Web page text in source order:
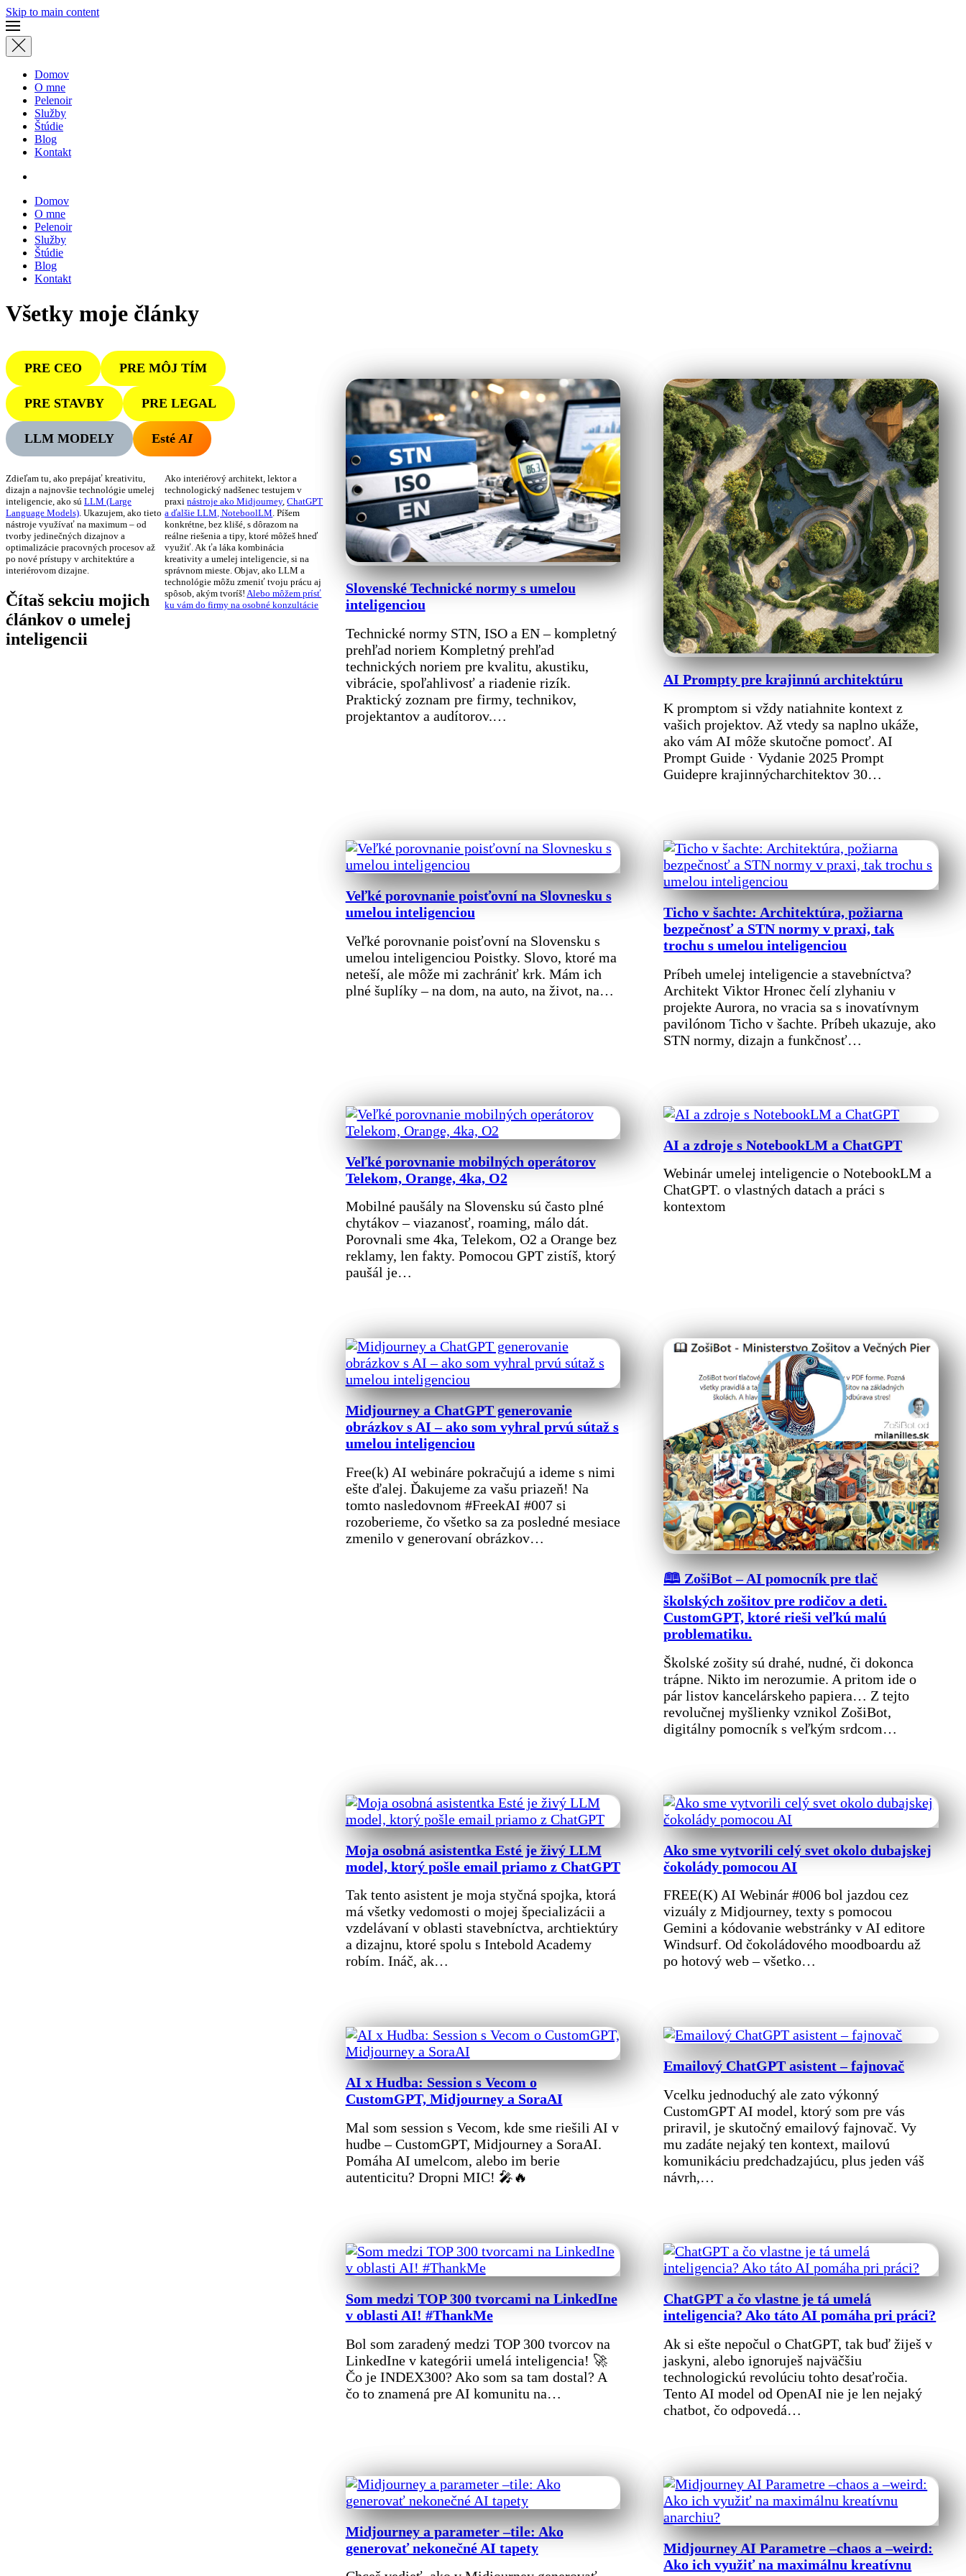
Skip to main content
Domov
O mne
Pelenoir
Služby
Štúdie
Blog
Kontakt
Domov
O mne
Pelenoir
Služby
Štúdie
Blog
Kontakt
Všetky moje články
PRE CEO PRE MÔJ TÍM
PRE STAVBY PRE LEGAL
LLM MODELY Esté AI
Zdieľam tu, ako prepájať kreativitu,
dizajn a najnovšie technológie umelej
inteligencie, ako sú LLM (Large
Language Models). Ukazujem, ako tieto
nástroje využívať na maximum – od
tvorby jedinečných dizajnov a
optimalizácie pracovných procesov až
po nové prístupy v architektúre a
interiérovom dizajne.
Čítaš sekciu mojich
ćlánkov o umelej
inteligencii
Ako interiérový architekt, lektor a
technologický nadšenec testujem v
praxinástroje ako Midjourney,ChatGPT
a ďalšie LLM, NoteboolLM. Píšem
konkrétne, bez klišé, s dôrazom na
reálne riešenia a tipy, ktoré môžeš hneď
využiť. Ak ťa láka kombinácia
kreativity a umelej inteligencie, si na
správnom mieste. Objav, ako LLM a
technológie môžu zmeniť tvoju prácu aj
spôsob, akým tvoríš!Alebo môžem prísť
ku vám do firmy na osobné konzultácie
Slovenské Technické normy s umelou
inteligenciou
Technické normy STN, ISO a EN – kompletný
prehľad noriem Kompletný prehľad
technických noriem pre kvalitu, akustiku,
vibrácie, spoľahlivosť a riadenie rizík.
Praktický zoznam pre firmy, technikov,
projektantov a audítorov.…
AI Prompty pre krajinnú architektúru
K promptom si vždy natiahnite kontext z
vašich projektov. Až vtedy sa naplno ukáže,
ako vám AI môže skutočne pomocť. AI
Prompt Guide · Vydanie 2025 Prompt
Guidepre krajinnýcharchitektov 30…
Veľké porovnanie poisťovní na Slovnesku s
umelou inteligenciou
Veľké porovnanie poisťovní na Slovensku s
umelou inteligenciou Poistky. Slovo, ktoré ma
neteší, ale môže mi zachrániť krk. Mám ich
plné šuplíky – na dom, na auto, na život, na…
Ticho v šachte: Architektúra, požiarna
bezpečnosť a STN normy v praxi, tak
trochu s umelou inteligenciou
Príbeh umelej inteligencie a stavebníctva?
Architekt Viktor Hronec čelí zlyhaniu v
projekte Aurora, no vracia sa s inovatívnym
pavilónom Ticho v šachte. Príbeh ukazuje, ako
STN normy, dizajn a funkčnosť…
Veľké porovnanie mobilných operátorov
Telekom, Orange, 4ka, O2
Mobilné paušály na Slovensku sú často plné
chytákov – viazanosť, roaming, málo dát.
Porovnali sme 4ka, Telekom, O2 a Orange bez
reklamy, len fakty. Pomocou GPT zistíš, ktorý
paušál je…
AI a zdroje s NotebookLM a ChatGPT
Webinár umelej inteligencie o NotebookLM a
ChatGPT. o vlastných datach a práci s
kontextom
Midjourney a ChatGPT generovanie
obrázkov s AI – ako som vyhral prvú sútaž s
umelou inteligenciou
Free(k) AI webináre pokračujú a ideme s nimi
ešte ďalej. Ďakujeme za vašu priazeň! Na
tomto nasledovnom #FreekAI #007 si
rozoberieme, čo všetko sa za posledné mesiace
zmenilo v generovaní obrázkov…
🕮 ZošiBot – AI pomocník pre tlač
školských zošitov pre rodičov a deti.
CustomGPT, ktoré rieši veľkú malú
problematiku.
Školské zošity sú drahé, nudné, či dokonca
trápne. Nikto im nerozumie. A pritom ide o
pár listov kancelárskeho papiera… Z tejto
revolučnej myšlienky vznikol ZošiBot,
digitálny pomocník s veľkým srdcom…
Moja osobná asistentka Esté je živý LLM
model, ktorý pošle email priamo z ChatGPT
Tak tento asistent je moja styčná spojka, ktorá
má všetky vedomosti o mojej špecializácii a
vzdelávaní v oblasti stavebníctva, archtiektúry
a dizajnu, ktoré spolu s Intebold Academy
robím. Ináč, ak…
Ako sme vytvorili celý svet okolo dubajskej
čokolády pomocou AI
FREE(K) AI Webinár #006 bol jazdou cez
vizuály z Midjourney, texty s pomocou
Gemini a kódovanie webstránky v AI editore
Windsurf. Od čokoládového moodboardu až
po hotový web – všetko…
AI x Hudba: Session s Vecom o
CustomGPT, Midjourney a SoraAI
Mal som session s Vecom, kde sme riešili AI v
hudbe – CustomGPT, Midjourney a SoraAI.
Pomáha AI umelcom, alebo im berie
autenticitu? Dropni MIC! 🎤🔥
Emailový ChatGPT asistent – fajnovač
Vcelku jednoduchý ale zato výkonný
CustomGPT AI model, ktorý som pre vás
priravil, je skutočný emailový fajnovač. Vy
mu zadáte nejaký ten kontext, mailovú
komunikáciu predchadzajúcu, plus jeden váš
návrh,…
Som medzi TOP 300 tvorcami na LinkedIne
v oblasti AI! #ThankMe
Bol som zaradený medzi TOP 300 tvorcov na
LinkedIne v kategórii umelá inteligencia! 🚀
Čo je INDEX300? Ako som sa tam dostal? A
čo to znamená pre AI komunitu na…
ChatGPT a čo vlastne je tá umelá
inteligencia? Ako táto AI pomáha pri práci?
Ak si ešte nepočul o ChatGPT, tak buď žiješ v
jaskyni, alebo ignoruješ najväčšiu
technologickú revolúciu tohto desaťročia.
Tento AI model od OpenAI nie je len nejaký
chatbot, čo odpovedá…
Midjourney a parameter –tile: Ako
generovať nekonečné AI tapety
Midjourney AI Parametre –chaos a –weird:
Ako ich využiť na maximálnu kreatívnu